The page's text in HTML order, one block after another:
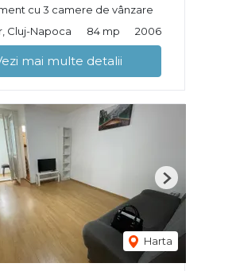
cu 3 camere de vânzare
Cluj-Napoca
84 mp 2006
mai multe detalii
Harta
Next